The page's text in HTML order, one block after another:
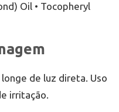
Oil • Tocopheryl
longe de luz direta. Uso
irritação.